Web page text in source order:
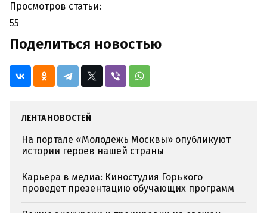
Просмотров статьи:
55
Поделиться новостью
ЛЕНТА НОВОСТЕЙ
На портале «Молодежь Москвы» опубликуют
истории героев нашей страны
Карьера в медиа: Киностудия Горького
проведет презентацию обучающих программ